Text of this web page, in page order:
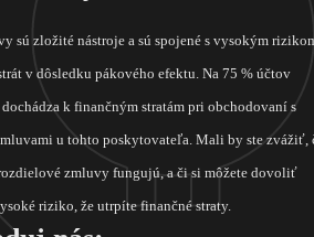
sú zložité nástroje a sú spojené s vysokým
v dôsledku pákového efektu. Na 75 % účtov
k finančným stratám pri obchodovaní s
u tohto poskytovateľa. Mali by ste zvážiť,
zmluvy fungujú, a či si môžete dovoliť
riziko, že utrpíte finančné straty.